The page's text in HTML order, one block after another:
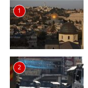
1
2